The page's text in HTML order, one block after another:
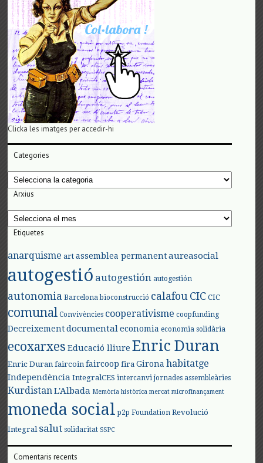
Clicka les imatges per accedir-hi
Categories
Categories
Arxius
Arxius
Etiquetes
anarquisme art assemblea permanent aureasocial
autogestió autogestión autogestión
autonomia Barcelona bioconstrucció calafouCIC CIC
comunal Convivències cooperativisme coopfunding
Decreixement documental economia economia solidària
ecoxarxes Educació lliure Enric Duran
Enric Duran faircoin faircoop fira Girona habitatge
Independència IntegralCES intercanvi jornades assembleàries
KurdistanL'Albada Memòria històrica mercat microfinançament
moneda social p2p Foundation Revolució
Integral salut solidaritat SSPC
Comentaris recents